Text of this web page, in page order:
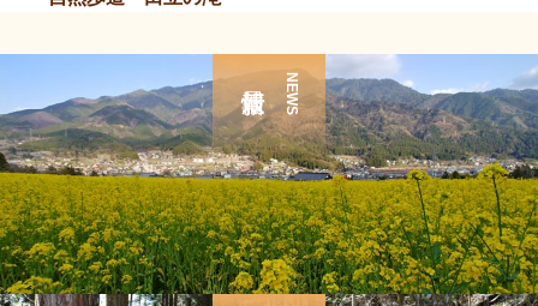
NEWS